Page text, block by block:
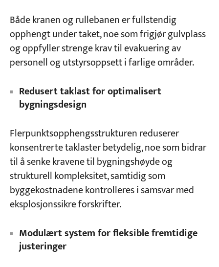
Både kranen og rullebanen er fullstendig
opphengt under taket, noe som frigjør gulvplass
og oppfyller strenge krav til evakuering av
personell og utstyrsoppsett i farlige områder.
Redusert taklast for optimalisert
bygningsdesign
Flerpunktsopphengsstrukturen reduserer
konsentrerte taklaster betydelig, noe som bidrar
til å senke kravene til bygningshøyde og
strukturell kompleksitet, samtidig som
byggekostnadene kontrolleres i samsvar med
eksplosjonssikre forskrifter.
Modulært system for fleksible fremtidige
justeringer